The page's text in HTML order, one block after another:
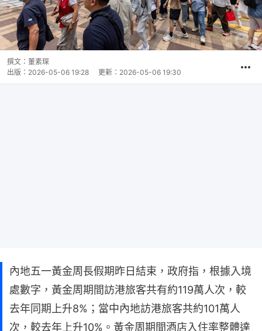
撰文： 董素琛
出版： 2026-05-06 19:28 更新： 2026-05-06 19:30
內地五一黃金周長假期昨日結束，政府指，根據入境
處數字，黃金周期間訪港旅客共有約119萬人次，較
去年同期上升8%；當中內地訪港旅客共約101萬人
次，較去年上升10%。黃金周期間酒店入住率整體達